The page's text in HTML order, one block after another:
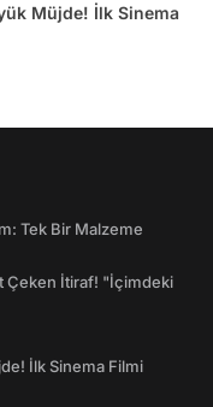
Müjde! İlk Sinema
Tek Bir Malzeme
Çeken İtiraf! "İçimdeki
İlk Sinema Filmi